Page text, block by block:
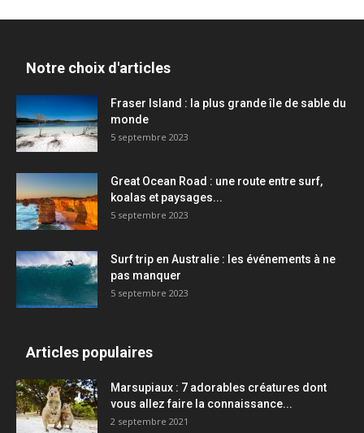
Notre choix d'articles
Fraser Island : la plus grande île de sable du
monde
5 septembre 2023
Great Ocean Road : une route entre surf,
koalas et paysages...
5 septembre 2023
Surf trip en Australie : les événements à ne
pas manquer
5 septembre 2023
Articles populaires
Marsupiaux : 7 adorables créatures dont
vous allez faire la connaissance...
2 septembre 2021